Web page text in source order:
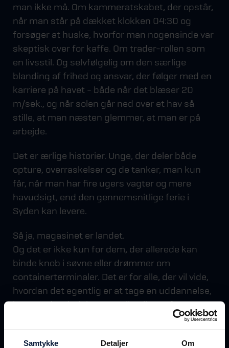
Samtykke Detaljer Om
man ikke må. Om kammeratskabet, der opstår,
når man står på dækket klokken 04:30 og
forsøger at huske, hvorfor man nogensinde var
skeptisk over for kaffe. Om trader-rollen som
en livsstil. Og selvfølgelig om den særlige
blanding af frihed og ansvar, der følger med en
karriere på havet - både når det blæser 20
m/sek., og når solen går ned over et hav så
stille, at man næsten glemmer, at man er på
arbejde.
Det er ærlige historier. Unge, der deler både
opture, overraskelser og de tanker, man kun
får, når man har fire ugers vagter og mere
havudsigt, end den gennemsnitlige ferie i
Syden kan levere.
Så ja, magasinet er landet.
Og det er ikke kun for dem, der allerede kan
binde knob i søvne eller drømmer om
containerterminaler. Det er for alle, der vil vide,
hvordan det egentlig er at tage en uddannelse,
hvor verden, helt bogstaveligt, ligger for ens
fødder. Og vigtigst… Information om hvor,
hvordan og hvad de maritime uddannelser er.